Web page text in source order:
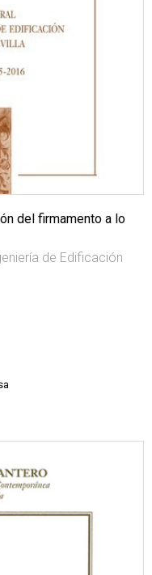
del firmamento a lo
de Edificación